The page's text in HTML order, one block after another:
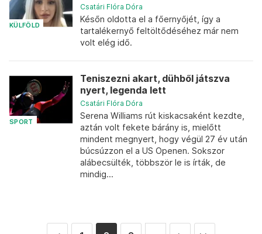
KÜLFÖLD
Csatári Flóra Dóra
Későn oldotta el a főernyőjét, így a
tartalékernyő feltöltődéséhez már nem
volt elég idő.
SPORT
Teniszezni akart, dühből játszva
nyert, legenda lett
Csatári Flóra Dóra
Serena Williams rút kiskacsaként kezdte,
aztán volt fekete bárány is, mielőtt
mindent megnyert, hogy végül 27 év után
búcsúzzon el a US Openen. Sokszor
alábecsülték, többször le is írták, de
mindig...